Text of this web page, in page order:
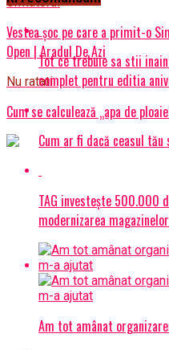
Vestea șoc pe care a primit-o
Open | Aradul De Azi
Nu ratati
Cum se calculează „apa de
Tot ce trebuie sa stii
complet pentru editia
Cum ar fi dacă ceasul
TAG investește 500.000
modernizarea
Am tot amânat